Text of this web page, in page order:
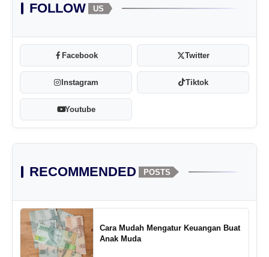
FOLLOW US
Facebook Twitter
Instagram Tiktok
Youtube
RECOMMENDED POSTS
Cara Mudah Mengatur Keuangan Buat
Anak Muda